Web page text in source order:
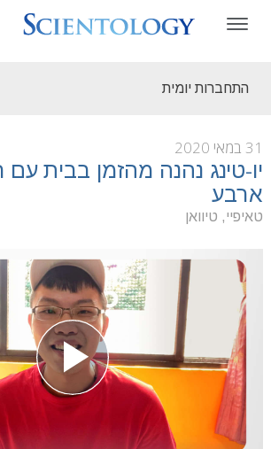
התחברות יומית
31 במאי 2020
יו-טינג נהנה מהזמן בבית עם
ארבע
טאיפיי, טיוואן